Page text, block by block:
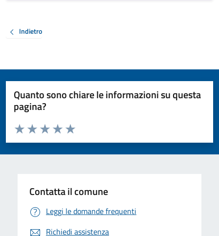
Indietro
Quanto sono chiare le informazioni su questa
pagina?
Valuta da 1 a 5 stelle la pagina
Valuta 5 stelle su 5
Valuta 4 stelle su 5
Valuta 3 stelle su 5
Valuta 2 stelle su 5
Valuta 1 stelle su 5
Contatta il comune
Leggi le domande frequenti
Richiedi assistenza